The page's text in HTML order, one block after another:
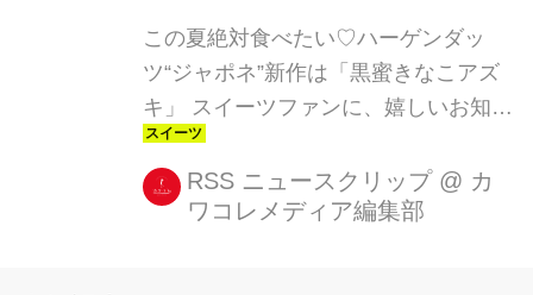
食感の自家製よもぎゼリーと抹茶ゼリ
ーを使用。 濃厚でなめらかな...
この夏絶対食べたい♡ハーゲンダッ
ツ“ジャポネ”新作は「黒蜜きなこアズ
キ」 スイーツファンに、嬉しいお知ら
せ♡毎年恒例のハーゲンダッツ×セブ
ン‐イレブンのコラボアイスが、6月21
日(火)に発売されます☆ 今回のフレー
RSS ニュースクリップ @ カ
ワコレメディア編集部